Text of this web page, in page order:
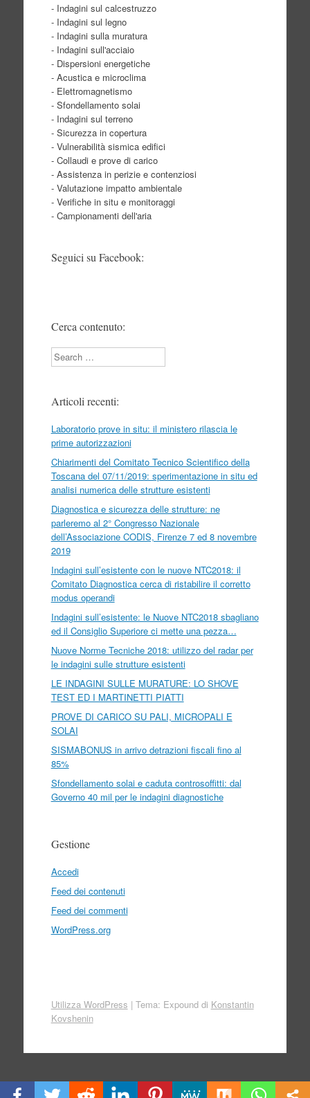
- Indagini sul calcestruzzo
- Indagini sul legno
- Indagini sulla muratura
- Indagini sull'acciaio
- Dispersioni energetiche
- Acustica e microclima
- Elettromagnetismo
- Sfondellamento solai
- Indagini sul terreno
- Sicurezza in copertura
- Vulnerabilità sismica edifici
- Collaudi e prove di carico
- Assistenza in perizie e contenziosi
- Valutazione impatto ambientale
- Verifiche in situ e monitoraggi
- Campionamenti dell'aria
Seguici su Facebook:
Cerca contenuto:
Search
Articoli recenti:
Laboratorio prove in situ: il ministero rilascia le
prime autorizzazioni
Chiarimenti del Comitato Tecnico Scientifico della
Toscana del 07/11/2019: sperimentazione in situ ed
analisi numerica delle strutture esistenti
Diagnostica e sicurezza delle strutture: ne
parleremo al 2° Congresso Nazionale
dell’Associazione CODIS, Firenze 7 ed 8 novembre
2019
Indagini sull’esistente con le nuove NTC2018: il
Comitato Diagnostica cerca di ristabilire il corretto
modus operandi
Indagini sull’esistente: le Nuove NTC2018 sbagliano
ed il Consiglio Superiore ci mette una pezza…
Nuove Norme Tecniche 2018: utilizzo del radar per
le indagini sulle strutture esistenti
LE INDAGINI SULLE MURATURE: LO SHOVE
TEST ED I MARTINETTI PIATTI
PROVE DI CARICO SU PALI, MICROPALI E
SOLAI
SISMABONUS in arrivo detrazioni fiscali fino al
85%
Sfondellamento solai e caduta controsoffitti: dal
Governo 40 mil per le indagini diagnostiche
Gestione
Accedi
Feed dei contenuti
Feed dei commenti
WordPress.org
Utilizza WordPress | Tema: Expound di Konstantin
Kovshenin